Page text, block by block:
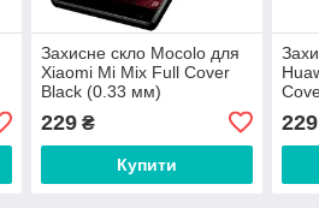
Захисне скло Mocolo для
Xiaomi Mi Mix Full Cover
Black (0.33 мм)
229₴
Купити
229